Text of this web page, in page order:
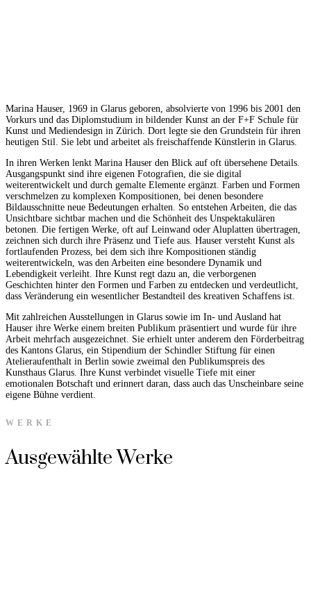
Marina Hauser, 1969 in Glarus geboren, absolvierte von 1996 bis 2001 den
Vorkurs und das Diplomstudium in bildender Kunst an der F+F Schule für
Kunst und Mediendesign in Zürich. Dort legte sie den Grundstein für ihren
heutigen Stil. Sie lebt und arbeitet als freischaffende Künstlerin in Glarus.
In ihren Werken lenkt Marina Hauser den Blick auf oft übersehene Details.
Ausgangspunkt sind ihre eigenen Fotografien, die sie digital
weiterentwickelt und durch gemalte Elemente ergänzt. Farben und Formen
verschmelzen zu komplexen Kompositionen, bei denen besondere
Bildausschnitte neue Bedeutungen erhalten. So entstehen Arbeiten, die das
Unsichtbare sichtbar machen und die Schönheit des Unspektakulären
betonen. Die fertigen Werke, oft auf Leinwand oder Aluplatten übertragen,
zeichnen sich durch ihre Präsenz und Tiefe aus. Hauser versteht Kunst als
fortlaufenden Prozess, bei dem sich ihre Kompositionen ständig
weiterentwickeln, was den Arbeiten eine besondere Dynamik und
Lebendigkeit verleiht. Ihre Kunst regt dazu an, die verborgenen
Geschichten hinter den Formen und Farben zu entdecken und verdeutlicht,
dass Veränderung ein wesentlicher Bestandteil des kreativen Schaffens ist.
Mit zahlreichen Ausstellungen in Glarus sowie im In- und Ausland hat
Hauser ihre Werke einem breiten Publikum präsentiert und wurde für ihre
Arbeit mehrfach ausgezeichnet. Sie erhielt unter anderem den Förderbeitrag
des Kantons Glarus, ein Stipendium der Schindler Stiftung für einen
Atelieraufenthalt in Berlin sowie zweimal den Publikumspreis des
Kunsthaus Glarus. Ihre Kunst verbindet visuelle Tiefe mit einer
emotionalen Botschaft und erinnert daran, dass auch das Unscheinbare seine
eigene Bühne verdient.
WERKE
Ausgewählte Werke